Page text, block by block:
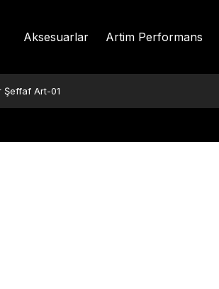
Aksesuarlar Artim Performans
Şeffaf Art-01